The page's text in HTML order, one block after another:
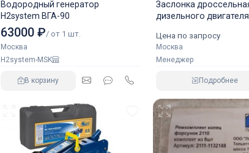
Водородный генератор
H2system ВГА-90
63000 ₽/ от 1 шт.
Москва
H2system-MSK
В корзину
Заслонка
дизельного
Цена по запросу
Москва
Менеджер
Подробнее